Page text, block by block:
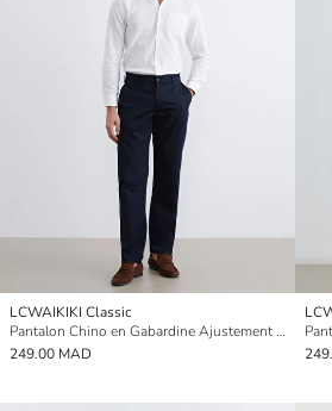
LCWAIKIKI Classic
Pantalon Chino en Gabardine Ajustement Standard pour Hommes
249.00 MAD